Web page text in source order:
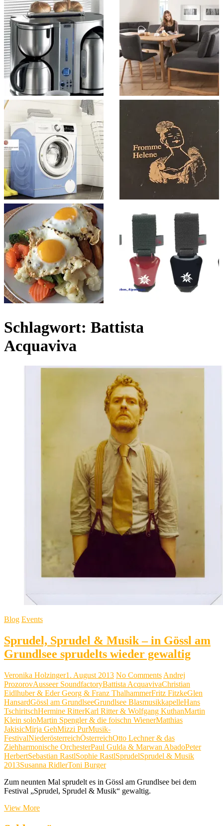
Schlagwort: Battista
Acquaviva
Blog Events
Sprudel, Sprudel & Musik – in Gössl am
Grundlsee sprudelts wieder gewaltig
Veronika Holzinger1. August 2013 No Comments Andrej
ProzorovAusseer SoundfactoryBattista AcquavivaChristian
Eidlhuber & Eder Georg & Franz ThalhammerFritz FitzkeGlen
HansardGössl am GrundlseeGrundlsee BlasmusikkapelleHans
TschiritschHermine RitterKarl Ritter & Wolfgang KuthanMartin
Klein soloMartin Spengler & die foischn WienerMatthias
JakisicMirja GehMizzi PurMusik-
FestivalNiederösterreichÖsterreichOtto Lechner & das
Ziehharmonische OrchesterPaul Gulda & Marwan AbadoPeter
HerbertSebastian RastlSophie RastlSprudelSprudel & Musik
2013Susanna RidlerToni Burger
Zum neunten Mal sprudelt es in Gössl am Grundlsee bei dem
Festival „Sprudel, Sprudel & Musik“ gewaltig.
View MoreSprudel,